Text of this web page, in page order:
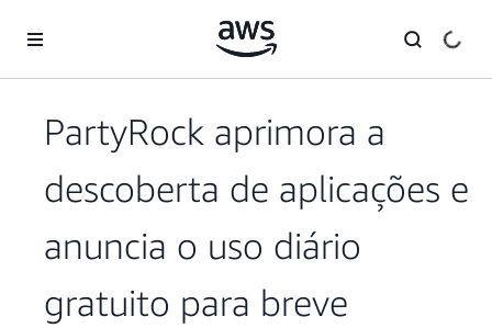
Pular para o conteúdo principal
PartyRock aprimora a
descoberta de aplicações e
anuncia o uso diário
gratuito para breve